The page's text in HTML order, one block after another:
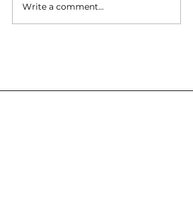
เครื่องซักประหยัดน้ำช่วย
ลดต้นทุนจริงหรือ? เรื่องที่
Write a comment...